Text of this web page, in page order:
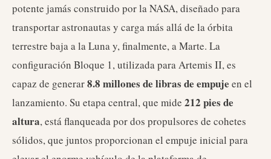
potente jamás construido por la NASA, diseñado para
transportar astronautas y carga más allá de la órbita
terrestre baja a la Luna y, finalmente, a Marte. La
configuración Bloque 1, utilizada para Artemis II, es
capaz de generar8.8 millones de libras de empuje en el
lanzamiento. Su etapa central, que mide 212 pies de
altura, está flanqueada por dos propulsores de cohetes
sólidos, que juntos proporcionan el empuje inicial para